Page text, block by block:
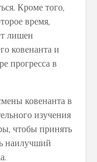
Кроме того,
время,
лишен
ковенанта и
прогресса в
ковенанта в
изучения
чтобы принять
наилучший